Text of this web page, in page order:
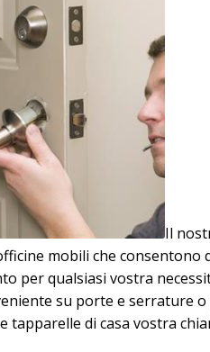
Il
mobili che consentono
per qualsiasi vostra
su porte e serrature
tapparelle di casa vostra